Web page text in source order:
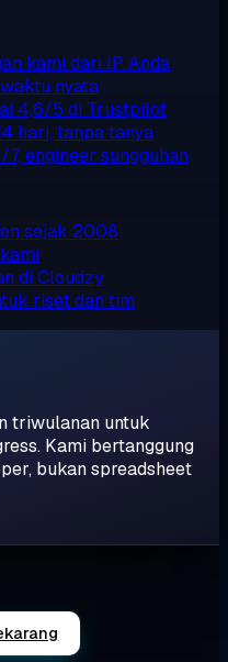
kami dari IP Anda
nyata
4,6/5 di Trustpilot
hari, tanpa tanya
7, engineer sungguhan
sejak 2008
di Cloudzy
riset dan tim
triwulanan untuk
Kami bertanggung
bukan spreadsheet